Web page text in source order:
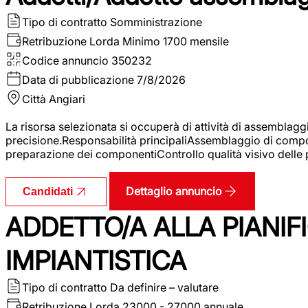
Tipo di contratto Somministrazione
Retribuzione Lorda Minimo 1700 mensile
Codice annuncio 350232
Data di pubblicazione 7/8/2026
Città Angiari
La risorsa selezionata si occuperà di attività di
precisione.Responsabilità principaliAssemblaggio di
preparazione dei componentiControllo qualità visivo
Candidati Dettaglio annuncio
ADDETTO/A ALLA
IMPIANTISTICA
Tipo di contratto Da definire – valutare